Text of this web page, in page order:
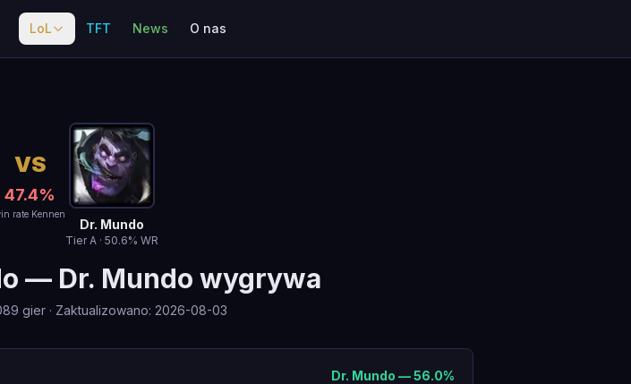
LoL TFT News O nas
VS
47.4%
rate Kennen
Dr. Mundo
TierA · 50.6% WR
— Dr. Mundo wygrywa
gier · Zaktualizowano: 2026-08-03
Dr. Mundo —56.0%